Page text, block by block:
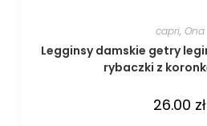
capri, Ona
Legginsy damskie getry
rybaczki z
26.00 zł